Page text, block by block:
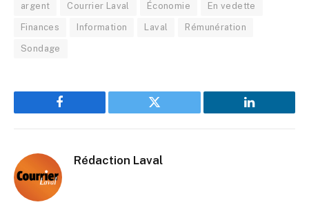
argent Courrier Laval Économie En vedette
Finances Information Laval Rémunération
Sondage
Facebook Twitter LinkedIn
Rédaction Laval